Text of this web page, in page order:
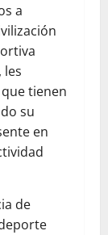
a
les
tienen
su
en
de